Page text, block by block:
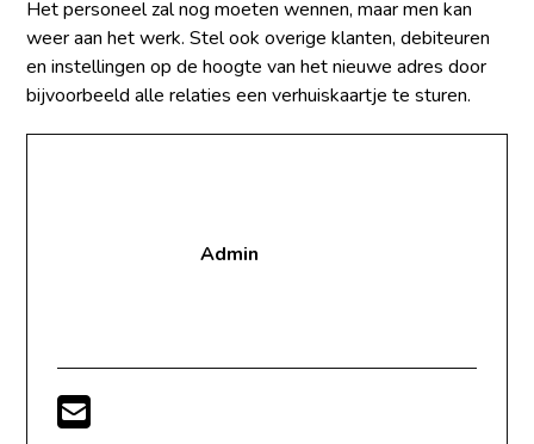
Het personeel zal nog moeten wennen, maar men kan
weer aan het werk. Stel ook overige klanten, debiteuren
en instellingen op de hoogte van het nieuwe adres door
bijvoorbeeld alle relaties een verhuiskaartje te sturen.
Admin